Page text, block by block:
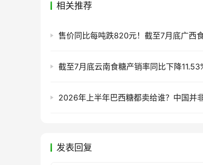
相关推荐
发表回复